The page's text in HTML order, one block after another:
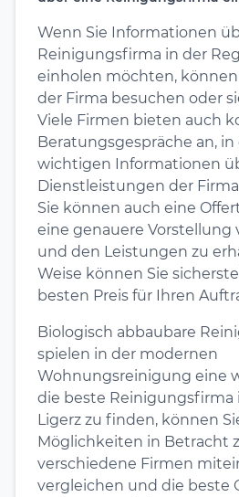
Wenn Sie Informationen
Reinigungsfirma in der
einholen möchten, können
der Firma besuchen oder
Viele Firmen bieten auch
Beratungsgespräche an, in
wichtigen Informationen
Dienstleistungen der
Sie können auch eine
eine genauere Vorstellung
und den Leistungen zu
Weise können Sie
besten Preis für Ihren
Biologisch abbaubare
spielen in der modernen
Wohnungsreinigung eine
die beste Reinigungsfirma
Ligerz zu finden, können
Möglichkeiten in Betracht
verschiedene Firmen
vergleichen und die beste